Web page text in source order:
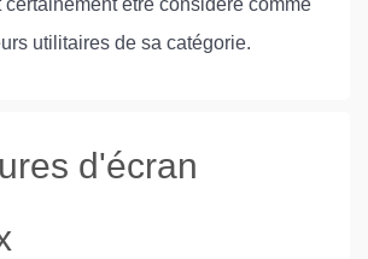
être considéré comme
utilitaires de sa catégorie.
d'écran